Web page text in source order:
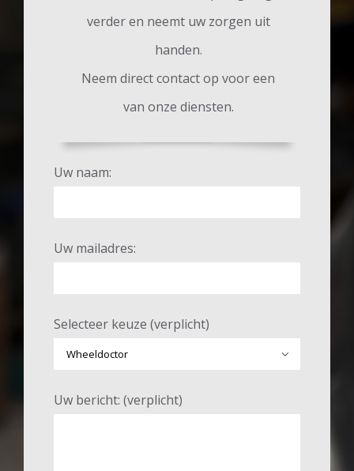
verder en neemt uw zorgen uit
handen.
Neem direct contact op voor een
van onze diensten.
Uw naam:
Uw mailadres:
Selecteer keuze (verplicht)

Uw bericht: (verplicht)